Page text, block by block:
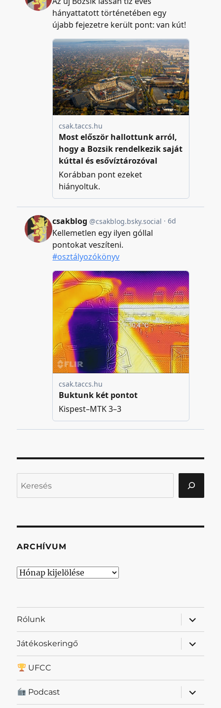
ARCHÍVUM
Archívum
Rólunk
almenü
Játékoskeringő
almenü
UFCC
Podcast
almenü